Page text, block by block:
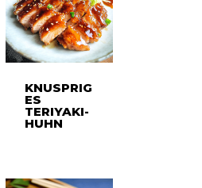
KNUSPRIG
ES
TERIYAKI-
HUHN